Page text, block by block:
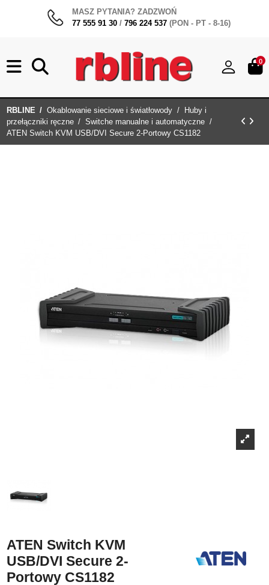
MASZ PYTANIA? ZADZWOŃ
77 555 91 30 / 796 224 537 (PON - PT - 8-16)
0
RBLINE Okablowanie sieciowe i światłowody
Huby i
przełączniki ręczne
Switche manualne i automatyczne
ATEN Switch KVM USB/DVI Secure 2-Portowy CS1182
ATEN Switch KVM
USB/DVI Secure 2-
Portowy CS1182